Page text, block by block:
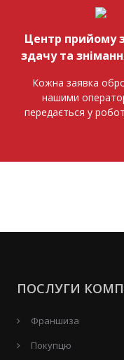
Центр прийому
здачу та
Кожна заявка
нашими
передається у
ПОСЛУГИ
Франшиза
Покупцю